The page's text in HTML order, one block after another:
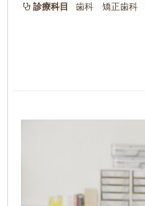
診療科目 歯科 矯正歯科